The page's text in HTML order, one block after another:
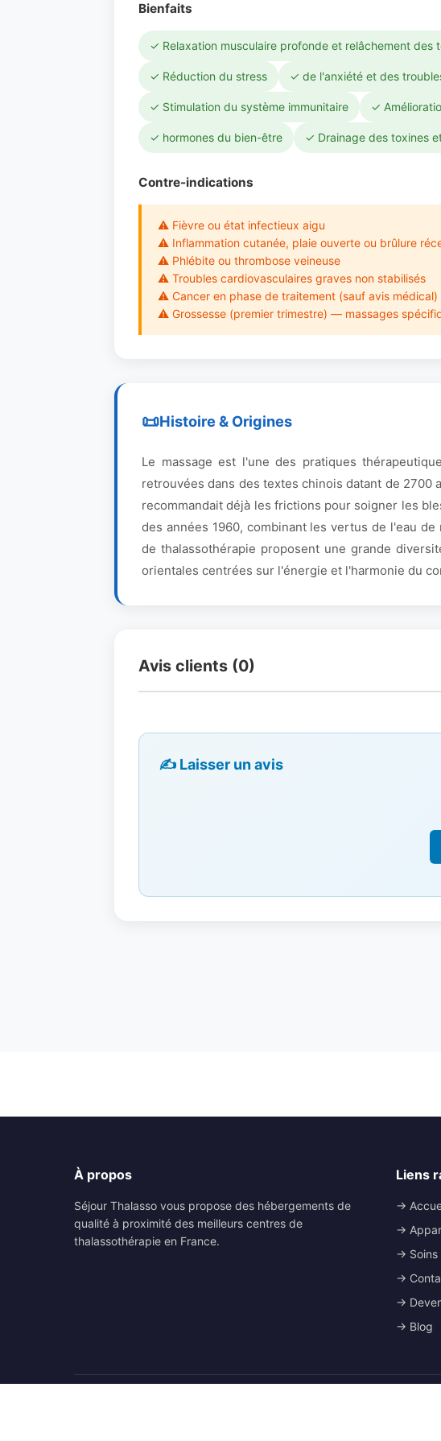
Bienfaits
✓ Relaxation musculaire profonde et relâchement des
✓ Réduction du stress ✓ de l'anxiété et des
✓ Stimulation du système immunitaire ✓
✓ hormones du bien-être ✓ Drainage des toxines
Contre-indications
⚠ Fièvre ou état infectieux aigu
⚠ Inflammation cutanée, plaie ouverte ou brûlure
⚠ Phlébite ou thrombose veineuse
⚠ Troubles cardiovasculaires graves non stabilisés
⚠ Cancer en phase de traitement (sauf avis médical)
⚠ Grossesse (premier trimestre) — massages
Histoire & Origines
Le massage est l'une des pratiques
retrouvées dans des textes chinois datant de 2700
recommandait déjà les frictions pour soigner les
des années 1960, combinant les vertus de l'eau
de thalassothérapie proposent une grande
orientales centrées sur l'énergie et l'harmonie du
Avis clients (0)
✍️ Laisser un avis
À propos
Séjour Thalasso vous propose des hébergements de
qualité à proximité des meilleurs centres de
thalassothérapie en France.
Liens
→
→
→ Soins
→
→
→ Blog